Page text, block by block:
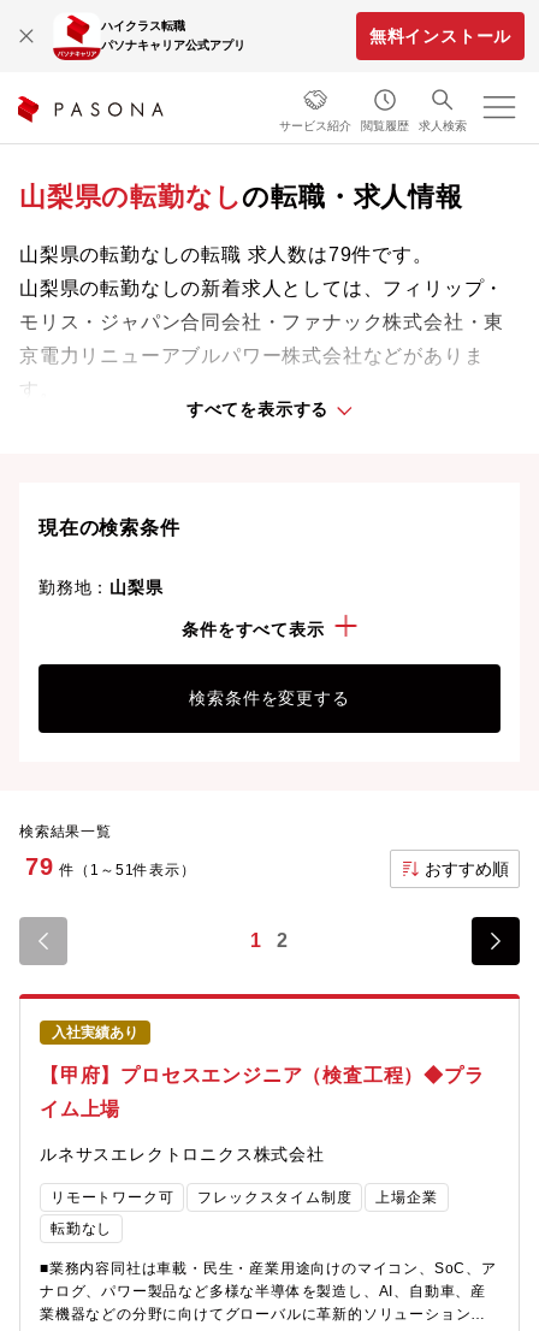
ハイクラス転職
パソナキャリア公式アプリ
無料インストール
サービス紹介 閲覧履歴 求人検索
山梨県の転勤なしの転職・求人情報
山梨県の転勤なしの転職 求人数は79件です。
山梨県の転勤なしの新着求人としては、フィリップ・
モリス・ジャパン合同会社・ファナック株式会社・東
京電力リニューアブルパワー株式会社などがありま
す。
成長中の企業や地域に根ざした企業など、新たなステ
すべてを表示する
現在の検索条件
勤務地： 山梨県
転勤なし条件をすべて表示
検索条件を変更する
検索結果一覧
79 件（1～51件表示） おすすめ順
1 2
入社実績あり
【甲府】プロセスエンジニア（検査工程）◆プラ
イム上場
ルネサスエレクトロニクス株式会社
リモートワーク可 フレックスタイム制度
上場企業
転勤なし
■業務内容同社は車載・民生・産業用途向けのマイコン、SoC、ア
ナログ、パワー製品など多様な半導体を製造し、AI、自動車、産
業機器などの分野に向けてグローバルに革新的ソリューションを